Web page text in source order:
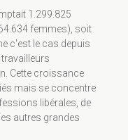
1.299.825
femmes), soit
c'est le cas depuis
Cette croissance
mais se concentre
libérales, de
autres grandes